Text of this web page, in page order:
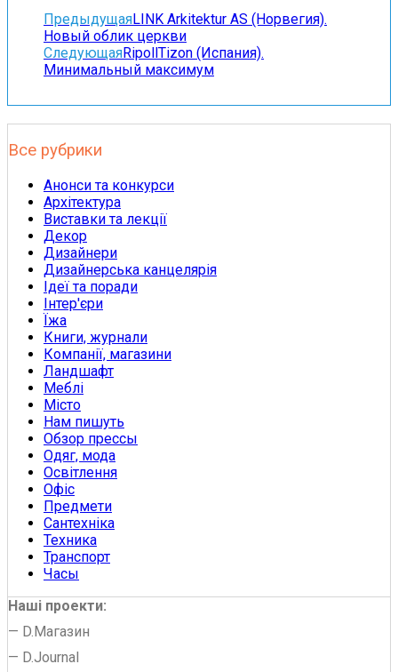
ПредыдущаяLINK Arkitektur AS (Норвегия).
Новый облик церкви
СледующаяRipollTizon (Испания).
Минимальный максимум
Все рубрики
Анонси та конкурси
Архітектура
Виставки та лекції
Декор
Дизайнери
Дизайнерська канцелярія
Ідеї та поради
Інтер'єри
Їжа
Книги, журнали
Компанії, магазини
Ландшафт
Меблі
Місто
Нам пишуть
Обзор прессы
Одяг, мода
Освітлення
Офіс
Предмети
Сантехніка
Техника
Транспорт
Часы
Наші проекти:
— D.Магазин
— D.Journal